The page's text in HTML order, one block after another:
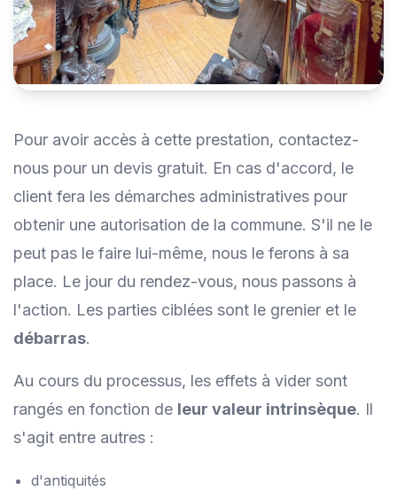
Pour avoir accès à cette prestation, contactez-
nous pour un devis gratuit. En cas d'accord, le
client fera les démarches administratives pour
obtenir une autorisation de la commune. S'il ne le
peut pas le faire lui-même, nous le ferons à sa
place. Le jour du rendez-vous, nous passons à
l'action. Les parties ciblées sont le grenier et le
débarras.
Au cours du processus, les effets à vider sont
rangés en fonction de leur valeur intrinsèque. Il
s'agit entre autres :
d'antiquités